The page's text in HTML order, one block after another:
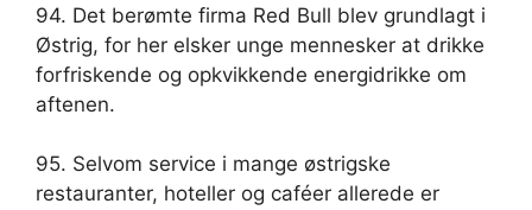
94. Det berømte firma Red Bull blev grundlagt i
Østrig, for her elsker unge mennesker at drikke
forfriskende og opkvikkende energidrikke om
aftenen.
95. Selvom service i mange østrigske
restauranter, hoteller og caféer allerede er